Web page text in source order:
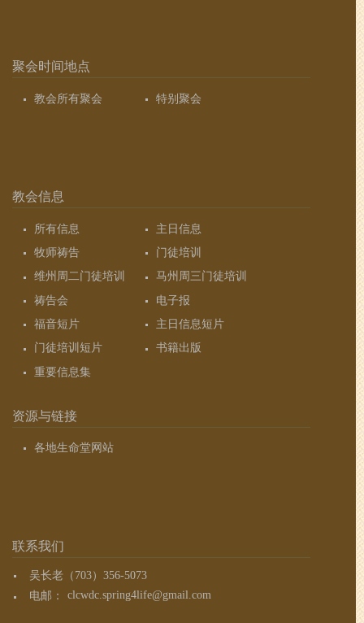
聚会时间地点
教会所有聚会 特别聚会
教会信息
所有信息
主日信息
牧师祷告
门徒培训
维州周二门徒培训
马州周三门徒培训
祷告会
电子报
福音短片
主日信息短片
门徒培训短片
书籍出版
重要信息集
资源与链接
各地生命堂网站
联系我们
吴长老（703）356-5073
电邮：
clcwdc.spring4life@gmail.com